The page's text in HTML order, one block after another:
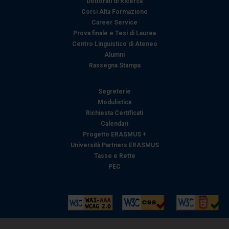
Corsi Alta Formazione
Career Service
Prova finale e Tesi di Laurea
Centro Linguistico di Ateneo
Alumni
Rassegna Stampa
Segreterie
Modulistica
Richiesta Certificati
Calendari
Progetto ERASMUS +
Università Partners ERASMUS
Tasse e Rette
PEC